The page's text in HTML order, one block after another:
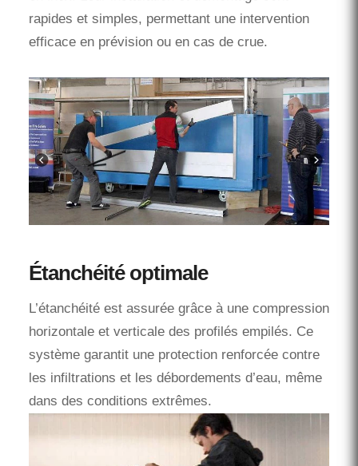
rapides et simples, permettant une intervention
efficace en prévision ou en cas de crue.
Étanchéité optimale
L’étanchéité est assurée grâce à une compression
horizontale et verticale des profilés empilés. Ce
système garantit une protection renforcée contre
les infiltrations et les débordements d’eau, même
dans des conditions extrêmes.